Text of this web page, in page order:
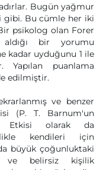
Bugün yağmur
gibi. Bu cümle her iki
psikolog olan Forer
aldığı bir yorumu
kadar uyduğunu 1 ile
Yapılan puanlama
edilmiştir.
ve benzer
(P. T. Barnum'un
Etkisi olarak da
kendileri için
büyük çoğunluktaki
ve belirsiz kişilik